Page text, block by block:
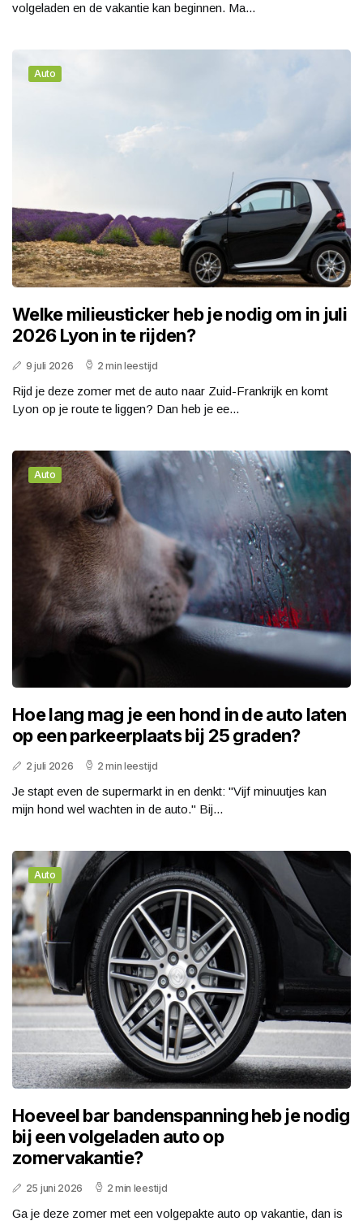
volgeladen en de vakantie kan beginnen. Ma...
Auto
Welke milieusticker heb je nodig om in juli
2026 Lyon in te rijden?
9 juli 2026 2 min leestijd
Rijd je deze zomer met de auto naar Zuid-Frankrijk en komt
Lyon op je route te liggen? Dan heb je ee...
Auto
Hoe lang mag je een hond in de auto laten
op een parkeerplaats bij 25 graden?
2 juli 2026 2 min leestijd
Je stapt even de supermarkt in en denkt: "Vijf minuutjes kan
mijn hond wel wachten in de auto." Bij...
Auto
Hoeveel bar bandenspanning heb je nodig
bij een volgeladen auto op
zomervakantie?
25 juni 2026 2 min leestijd
Ga je deze zomer met een volgepakte auto op vakantie, dan is